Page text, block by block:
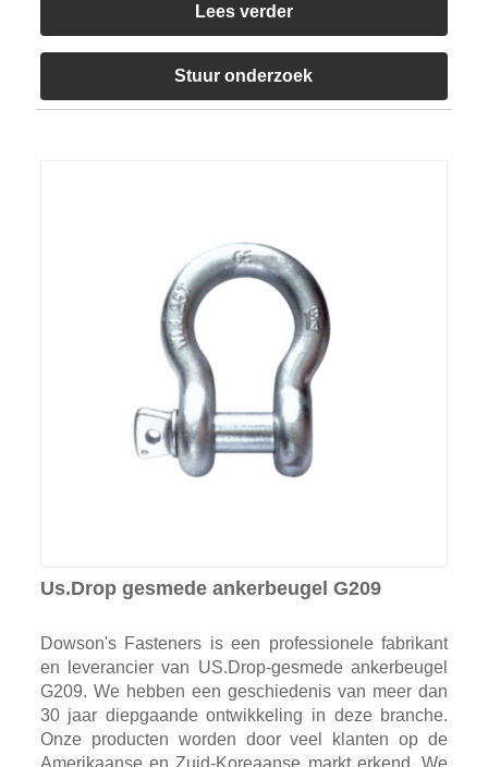
Lees verder
Stuur onderzoek
Us.Drop gesmede ankerbeugel G209
Dowson's Fasteners is een professionele fabrikant
en leverancier van US.Drop-gesmede ankerbeugel
G209. We hebben een geschiedenis van meer dan
30 jaar diepgaande ontwikkeling in deze branche.
Onze producten worden door veel klanten op de
Amerikaanse en Zuid-Koreaanse markt erkend. We